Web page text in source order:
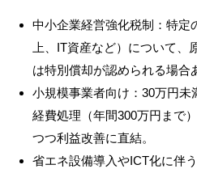
中小企業経営強化税制：特定
上、IT資産など）について、
は特別償却が認められる場合
小規模事業者向け：30万円未
経費処理（年間300万円まで
つつ利益改善に直結。
省エネ設備導入やICT化に伴